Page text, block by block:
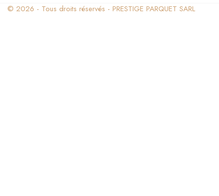
© 2026 - Tous droits réservés - PRESTIGE PARQUET SARL